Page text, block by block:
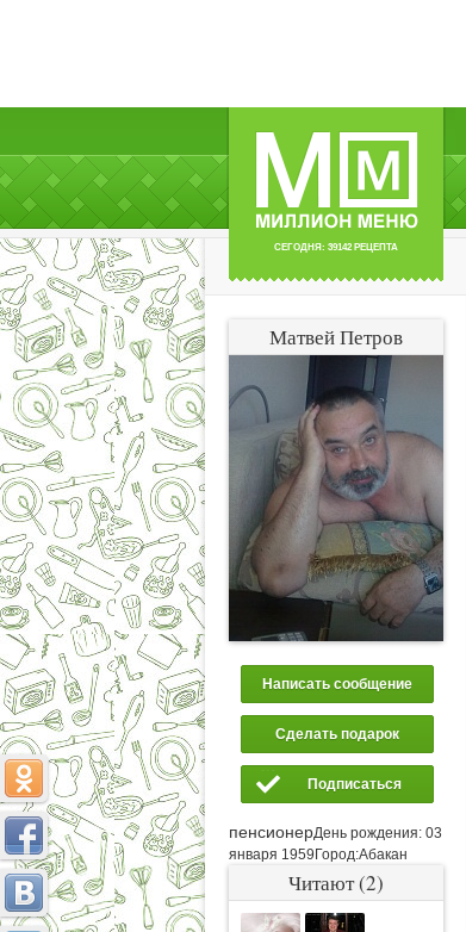
СЕГОДНЯ: 39142 РЕЦЕПТА
Матвей Петров
Написать сообщение
Сделать подарок
Подписаться
пенсионерДень рождения: 03
января 1959 Город:Абакан
Читают (2)